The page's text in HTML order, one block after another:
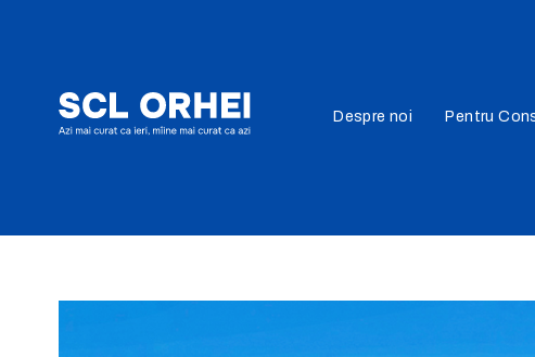
Despre noi Pentru